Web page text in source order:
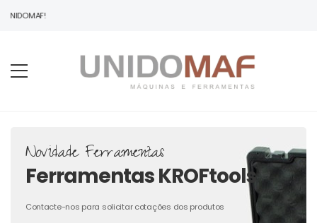
Novidade Ferramentas
Ferramentas KROFtools
Contacte-nos para solicitar cotações dos produtos